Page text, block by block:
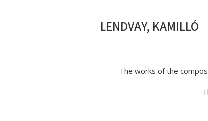
LENDVAY, KAMILLÓ
The works of the